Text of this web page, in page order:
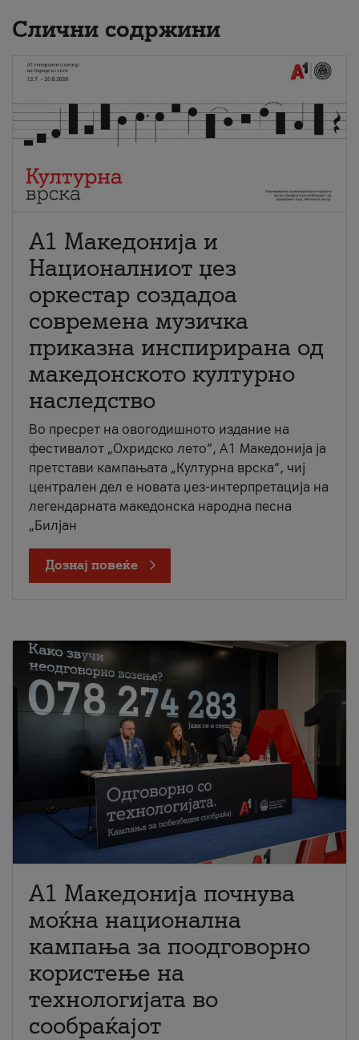
Слични содржини
А1 Македонија и
Националниот џез
оркестар создадоа
современа музичка
приказна инспирирана од
македонското културно
наследство
Во пресрет на овогодишното издание на
фестивалот „Охридско лето“, А1 Македонија ја
претстави кампањата „Културна врска“, чиј
централен дел е новата џез-интерпретација на
легендарната македонска народна песна
„Билјан
Дознај повеќе
A1 Македонија почнува
моќна национална
кампања за поодговорно
користење на
технологијата во
сообраќајот